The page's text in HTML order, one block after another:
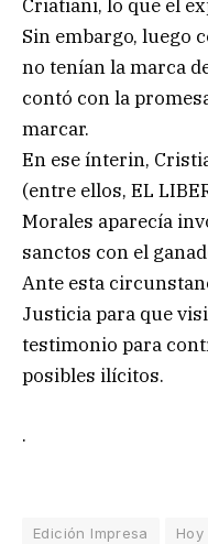
Criatiani, lo que el
Sin embargo, luego
no tenían la marca
contó con la
marcar.
En ese ínterin,
(entre ellos, EL
Morales aparecía
sanctos con el
Ante esta
Justicia para que
testimonio para
posibles ilícitos.
.
Edición Impresa Hoy